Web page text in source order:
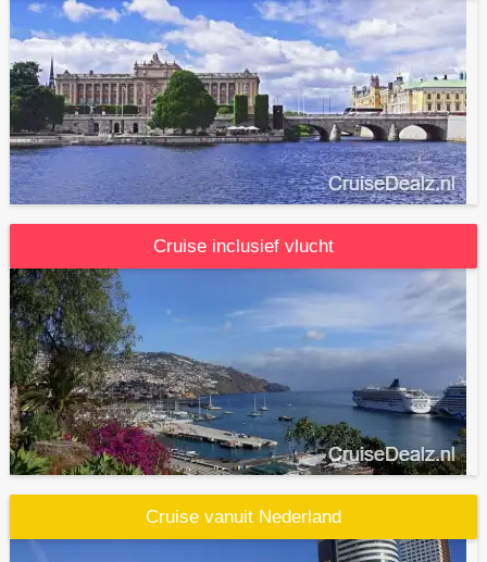
Cruise inclusief vlucht
Cruise vanuit Nederland